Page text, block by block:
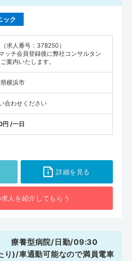
ック
求人番号：378250）
ッチ会員登録後に弊社コンサルタン
案内いたします。
横浜市
合わせください
/一日
詳細を見る
人を紹介してもらう
】 療養型病院/日勤/09:30
)/車通勤可能なので満員電車